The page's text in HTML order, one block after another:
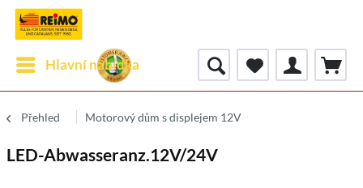
Hlavní nabídka
Přehled Motorový dům s displejem 12V
LED-Abwasseranz.12V/24V